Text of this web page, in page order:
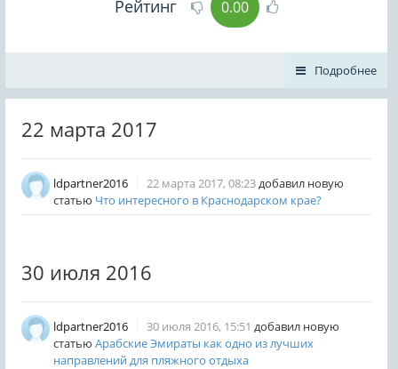
Рейтинг 0.00
Подробнее
22 марта 2017
ldpartner2016 22 марта 2017, 08:23 добавил новую
статью Что интересного в Краснодарском крае?
30 июля 2016
ldpartner2016 30 июля 2016, 15:51 добавил новую
статью Арабские Эмираты как одно из лучших
направлений для пляжного отдыха